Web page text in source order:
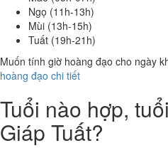
Ngọ (11h-13h)
Mùi (13h-15h)
Tuất (19h-21h)
Muốn tính giờ hoàng đạo cho ngày
hoàng đạo chi tiết
Tuổi nào hợp,
Giáp Tuất?